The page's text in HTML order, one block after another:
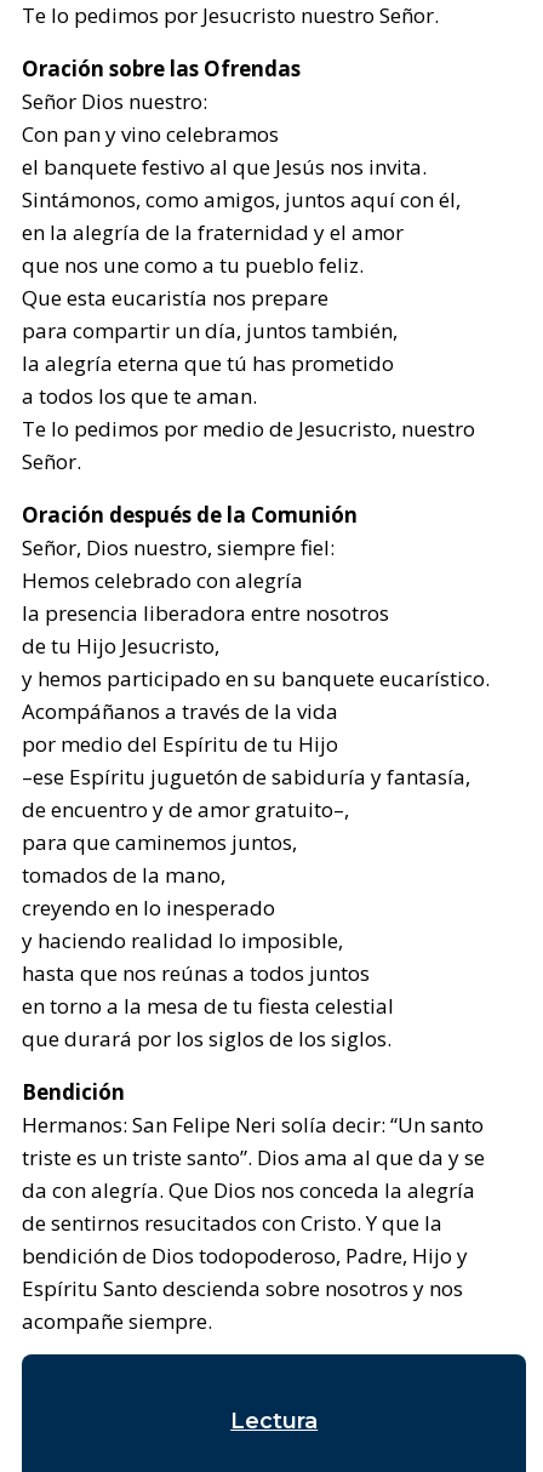
Te lo pedimos por Jesucristo nuestro Señor.
Oración sobre las Ofrendas
Señor Dios nuestro:
Con pan y vino celebramos
el banquete festivo al que Jesús nos invita.
Sintámonos, como amigos, juntos aquí con él,
en la alegría de la fraternidad y el amor
que nos une como a tu pueblo feliz.
Que esta eucaristía nos prepare
para compartir un día, juntos también,
la alegría eterna que tú has prometido
a todos los que te aman.
Te lo pedimos por medio de Jesucristo, nuestro
Señor.
Oración después de la Comunión
Señor, Dios nuestro, siempre fiel:
Hemos celebrado con alegría
la presencia liberadora entre nosotros
de tu Hijo Jesucristo,
y hemos participado en su banquete eucarístico.
Acompáñanos a través de la vida
por medio del Espíritu de tu Hijo
–ese Espíritu juguetón de sabiduría y fantasía,
de encuentro y de amor gratuito–,
para que caminemos juntos,
tomados de la mano,
creyendo en lo inesperado
y haciendo realidad lo imposible,
hasta que nos reúnas a todos juntos
en torno a la mesa de tu fiesta celestial
que durará por los siglos de los siglos.
Bendición
Hermanos: San Felipe Neri solía decir: “Un santo
triste es un triste santo”. Dios ama al que da y se
da con alegría. Que Dios nos conceda la alegría
de sentirnos resucitados con Cristo. Y que la
bendición de Dios todopoderoso, Padre, Hijo y
Espíritu Santo descienda sobre nosotros y nos
acompañe siempre.
Lectura